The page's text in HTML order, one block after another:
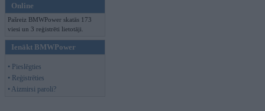
Online
Pašreiz BMWPower skatās 173
viesi un 3 reģistrēti lietotāji.
Ienākt BMWPower
• Pieslēgties
• Reģistrēties
• Aizmirsi paroli?